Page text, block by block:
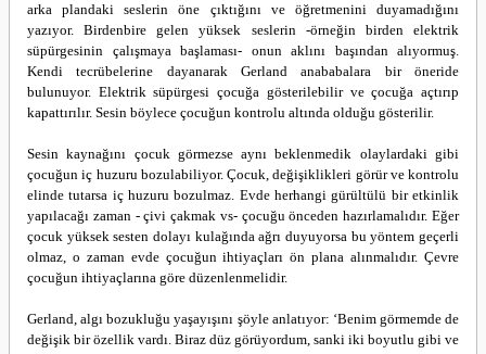
arka plandaki seslerin öne çıktığını ve öğretmenini duyamadığını
yazıyor. Birdenbire gelen yüksek seslerin -örneğin birden elektrik
süpürgesinin çalışmaya başlaması- onun aklını başından alıyormuş.
Kendi tecrübelerine dayanarak Gerland anababalara bir öneride
bulunuyor. Elektrik süpürgesi çocuğa gösterilebilir ve çocuğa açtırıp
kapattırılır. Sesin böylece çocuğun kontrolu altında olduğu gösterilir.
Sesin kaynağını çocuk görmezse aynı beklenmedik olaylardaki gibi
çocuğun iç huzuru bozulabiliyor. Çocuk, değişiklikleri görür ve kontrolu
elinde tutarsa iç huzuru bozulmaz. Evde herhangi gürültülü bir etkinlik
yapılacağı zaman - çivi çakmak vs- çocuğu önceden hazırlamalıdır. Eğer
çocuk yüksek sesten dolayı kulağında ağrı duyuyorsa bu yöntem geçerli
olmaz, o zaman evde çocuğun ihtiyaçları ön plana alınmalıdır. Çevre
çocuğun ihtiyaçlarına göre düzenlenmelidir.
Gerland, algı bozukluğu yaşayışını şöyle anlatıyor: ‘Benim görmemde de
değişik bir özellik vardı. Biraz düz görüyordum, sanki iki boyutlu gibi ve